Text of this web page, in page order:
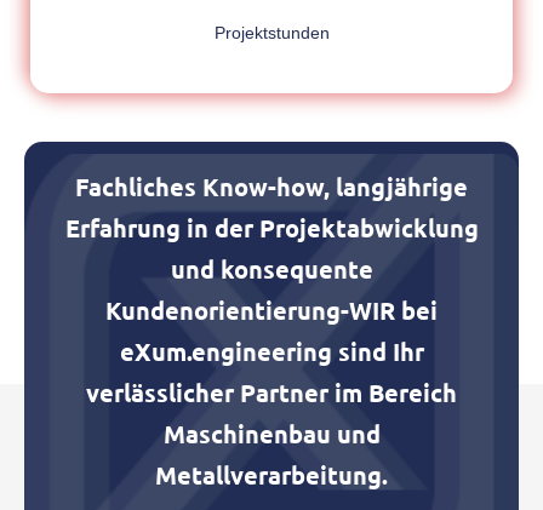
Projektstunden
Fachliches Know-how, langjährige
Erfahrung in der Projektabwicklung
und konsequente
Kundenorientierung-WIR bei
eXum.engineering sind Ihr
verlässlicher Partner im Bereich
Maschinenbau und
Metallverarbeitung.